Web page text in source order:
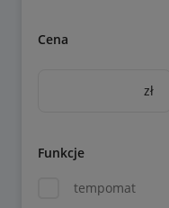
Cena
zł
Funkcje
tempomat